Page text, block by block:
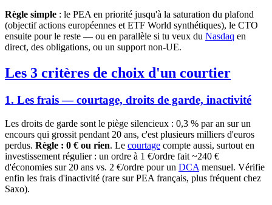
Règle simple : le PEA en priorité jusqu'à la saturation du plafond
(objectif actions européennes et ETF World synthétiques), le CTO
ensuite pour le reste — ou en parallèle si tu veux du Nasdaq en
direct, des obligations, ou un support non-UE.
Les 3 critères de choix d'un courtier
1. Les frais — courtage, droits de garde, inactivité
Les droits de garde sont le piège silencieux : 0,3 % par an sur un
encours qui grossit pendant 20 ans, c'est plusieurs milliers d'euros
perdus. Règle : 0 € ou rien. Le courtage compte aussi, surtout en
investissement régulier : un ordre à 1 €/ordre fait ~240 €
d'économies sur 20 ans vs. 2 €/ordre pour un DCA mensuel. Vérifie
enfin les frais d'inactivité (rare sur PEA français, plus fréquent chez
Saxo).